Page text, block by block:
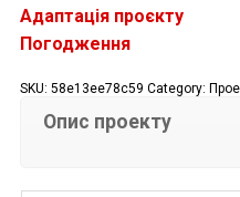
Адаптація проєкту
Погодження
SKU: 58e13ee78c59 Category:
Опис проекту